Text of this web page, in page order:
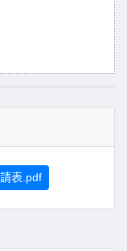
表.pdf